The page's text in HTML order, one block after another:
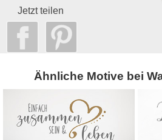
Jetzt teilen
Ähnliche Motive bei